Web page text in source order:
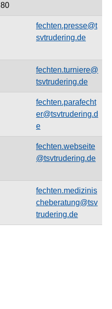
80
fechten.presse@t
svtrudering.de
fechten.turniere@
tsvtrudering.de
fechten.parafecht
er@tsvtrudering.d
e
fechten.webseite
@tsvtrudering.de
fechten.medizinis
cheberatung@tsv
trudering.de